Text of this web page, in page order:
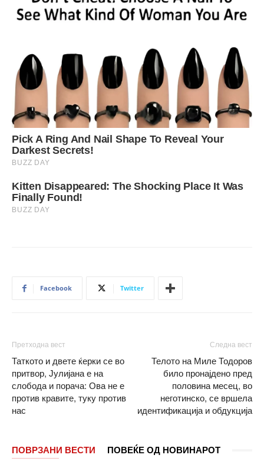
Facebook Twitter
Претходна вест
Таткото и двете ќерки се во
притвор, Јулијана е на
слобода и порача: Ова не е
против кравите, туку против
нас
Следна вест
Телото на Миле Тодоров
било пронајдено пред
половина месец, во
неготинско, се вршела
идентификација и обдукција
ПОВРЗАНИ ВЕСТИ ПОВЕЌЕ ОД НОВИНАРОТ